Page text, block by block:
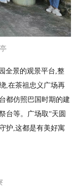
全景的观景平台,整
,在茶祖忠义广场再
都仿照巴国时期的建
台等。广场取“天圆
护,这都是有美好寓